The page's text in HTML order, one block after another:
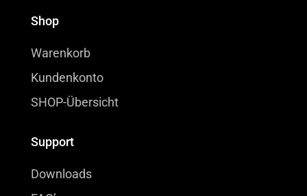
Shop
Warenkorb
Kundenkonto
SHOP-Übersicht
Support
Downloads